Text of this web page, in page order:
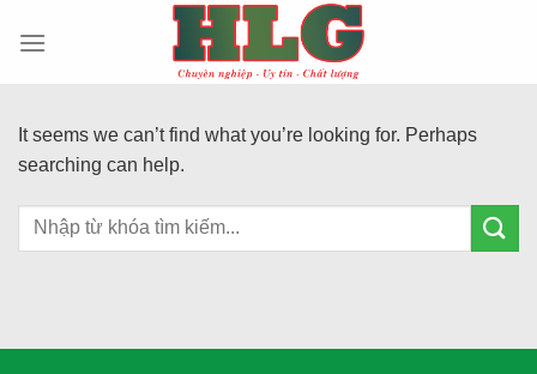
It seems we can’t find what you’re looking for. Perhaps
searching can help.